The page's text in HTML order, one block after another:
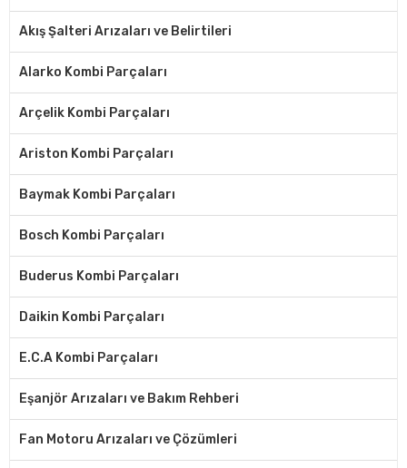
Akış Şalteri Arızaları ve Belirtileri
Alarko Kombi Parçaları
Arçelik Kombi Parçaları
Ariston Kombi Parçaları
Baymak Kombi Parçaları
Bosch Kombi Parçaları
Buderus Kombi Parçaları
Daikin Kombi Parçaları
E.C.A Kombi Parçaları
Eşanjör Arızaları ve Bakım Rehberi
Fan Motoru Arızaları ve Çözümleri